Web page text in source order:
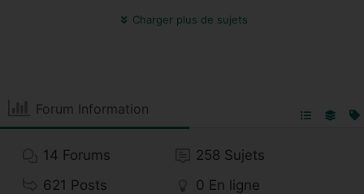
Charger plus de sujets
Forum Information
14 Forums 258 Sujets
621 Posts 0 En ligne